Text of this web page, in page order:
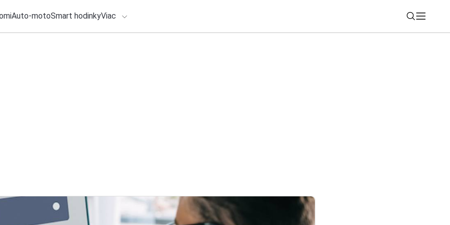
Auto-motoSmart hodinkyViac